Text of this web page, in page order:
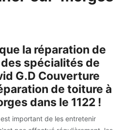
la réparation de
spécialités de
G.D Couverture
de toiture à
dans le 1122 !
important de les entretenir